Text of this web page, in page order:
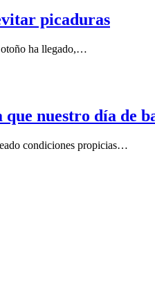
picaduras
otoño ha llegado,…
nuestro día de
condiciones propicias…